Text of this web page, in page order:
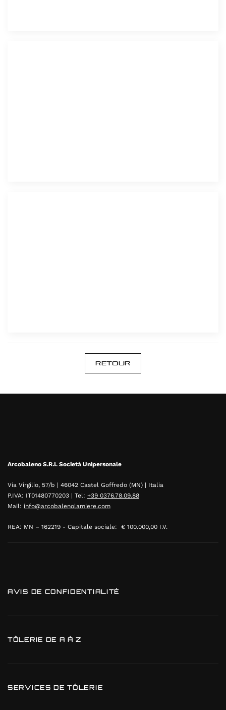
Retour
Arcobaleno S.R.L Società Unipersonale
Via Virgilio, 57/b | 46042 Castel Goffredo (MN) | Italia
P.IVA: IT01480770203 | Tel: +39 0376.78.09.88
Mail: info@arcobalenolamiere.com
REA: MN – 162219 - Capitale sociale: € 100.000,00 I.V.
AVIS DE CONFIDENTIALITÉ
TÔLERIE DE A À Z
SERVICES DE TÔLERIE